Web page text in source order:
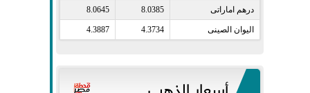
درهم اماراتى​ 8.0385
8.0645
اليوان الصينى​ 4.3734
4.3887
أسعار الذهب